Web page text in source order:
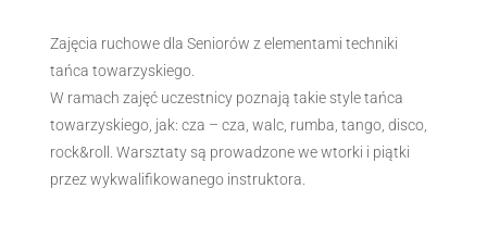
Zajęcia ruchowe dla Seniorów z elementami techniki
tańca towarzyskiego.
W ramach zajęć uczestnicy poznają takie style tańca
towarzyskiego, jak: cza – cza, walc, rumba, tango, disco,
rock&roll. Warsztaty są prowadzone we wtorki i piątki
przez wykwalifikowanego instruktora.